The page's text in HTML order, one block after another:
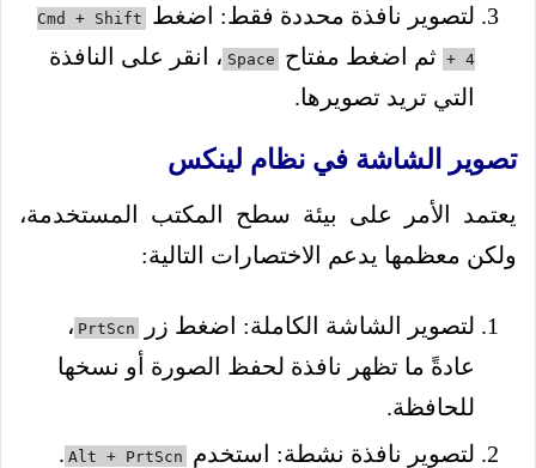
لتصوير نافذة محددة فقط: اضغط
Cmd + Shift
+ 4 ثم اضغط مفتاح Space ، انقر على النافذة
التي تريد تصويرها.
تصوير الشاشة في نظام لينكس
يعتمد الأمر على بيئة سطح المكتب المستخدمة،
ولكن معظمها يدعم الاختصارات التالية:
لتصوير الشاشة الكاملة: اضغط زر PrtScn ،
عادةً ما تظهر نافذة لحفظ الصورة أو نسخها
للحافظة.
لتصوير نافذة نشطة: استخدم
Alt + PrtScn
.